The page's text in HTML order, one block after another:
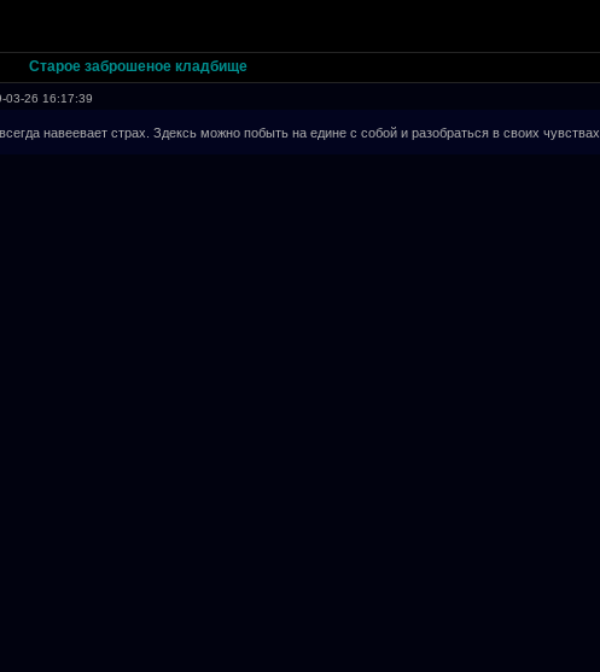
Старое заброшеное кладбище
03-26 16:17:39
навеевает страх. Здексь можно побыть на едине с собой и разобраться в своих чувствах.